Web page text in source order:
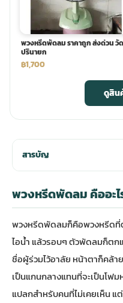
พวงหรีดพัดลม ราคาถูก ส่งด่วน วัด
ปรินายก
฿1,700
ดูสิน
สารบัญ
พวงหรีดพัดลม คืออะไ
พวงหรีดพัดลมก็คือพวงหรีด
ไอน้ำ แล้วรอบๆ ตัวพัดลมก็ตก
ชื่อผู้ร่วมไว้อาลัย หน้าตาก็คล้
เป็นแกนกลางแทนที่จะเป็นโฟ
แปลกสำหรับคนที่ไม่เคยเห็น